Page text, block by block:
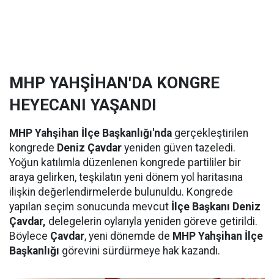
MHP YAHŞİHAN'DA KONGRE
HEYECANI YAŞANDI
MHP Yahşihan İlçe Başkanlığı'nda gerçekleştirilen
kongrede Deniz Çavdar yeniden güven tazeledi.
Yoğun katılımla düzenlenen kongrede partililer bir
araya gelirken, teşkilatın yeni dönem yol haritasına
ilişkin değerlendirmelerde bulunuldu. Kongrede
yapılan seçim sonucunda mevcut İlçe Başkanı Deniz
Çavdar, delegelerin oylarıyla yeniden göreve getirildi.
Böylece Çavdar, yeni dönemde de MHP Yahşihan İlçe
Başkanlığı görevini sürdürmeye hak kazandı.